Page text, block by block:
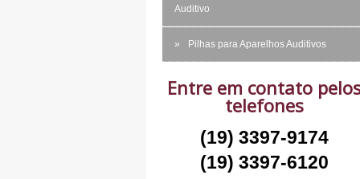
Auditivo
Pilhas para Aparelhos Auditivos
Entre em contato
telefones
(19) 3397-9174
(19) 3397-6120